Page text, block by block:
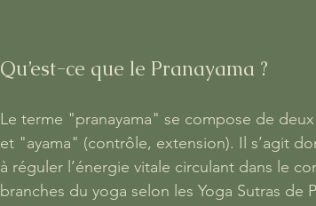
Qu’est-ce que le Pranayama ?
Le terme "pranayama" se compose de
et "ayama" (contrôle, extension). Il s’agit
à réguler l’énergie vitale circulant dans le
branches du yoga selon les Yoga Sutras de